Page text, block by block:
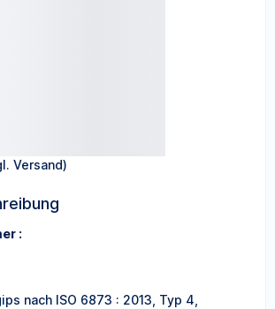
Versand)
:
nach ISO 6873 : 2013, Typ 4,